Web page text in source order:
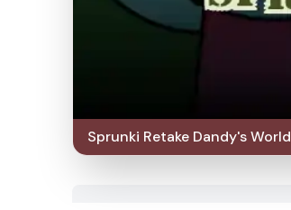
Sprunki Retake Dandy's World